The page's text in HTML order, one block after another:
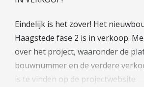
Ons Team
Vacatures
Blog
Eindelijk is het zover! Het
Haagstede fase 2 is in verkoop.
over het project, waaronder de
bouwnummer en de verdere
is te vinden op de projectwebsite